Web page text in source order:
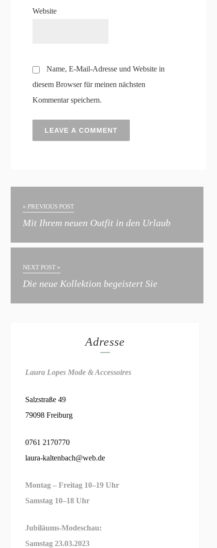
Website
Name, E-Mail-Adresse und Website in
diesem Browser für meinen nächsten
Kommentar speichern.
« PREVIOUS POST
Mit Ihrem neuen Outfit in den Urlaub
NEXT POST »
Die neue Kollektion begeistert Sie
Adresse
Laura Lopes Mode & Accessoires
Salzstraße 49
79098 Freiburg
0761 2170770
laura-kaltenbach@web.de
Montag – Freitag 10–19 Uhr
Samstag 10–18 Uhr
Jubiläums-Modeschau:
Samstag 23.03.2023